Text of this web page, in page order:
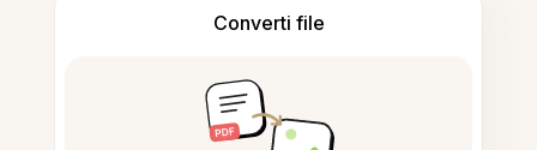
Converti file